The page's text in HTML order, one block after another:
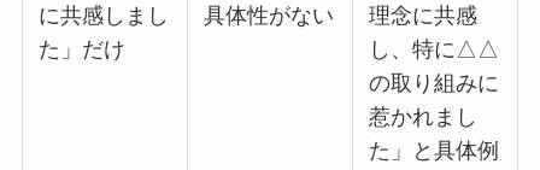
に共感しまし
た」だけ
具体性がない
理念に共感
し、特に△△
の取り組みに
惹かれまし
た」と具体例